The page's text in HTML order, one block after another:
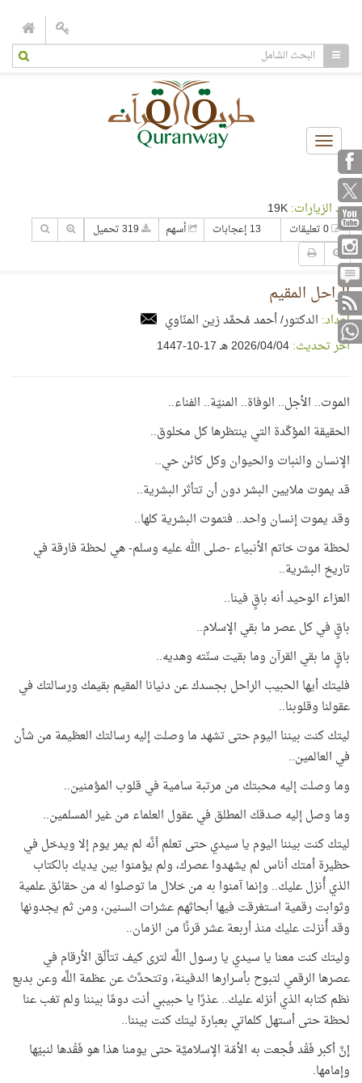
Toggle
navigation
عدد الزيارات:
13 إعجابات أسهم
الراحل المقيم
إعداد: الدكتور/ أحمد مُحمَّد زين المنّاوي
آخر تحديث:04‏/04‏/2026 هـ 17-10-1447
الموت.. الأجل.. الوفاة.. المنيّة.. الفناء..
الحقيقة المؤكّدة التي ينتظرها كل مخلوق..
الإنسان والنبات والحيوان وكل كائن حي..
قد يموت ملايين البشر دون أن تتأثر البشرية..
وقد يموت إنسان واحد.. فتموت البشرية كلها..
لحظة موت خاتم الأنبياء -صلى الله عليه وسلم- هي لحظة فارقة في
تاريخ البشرية..
العزاء الوحيد أنه باقٍ فينا..
باقٍ في كل عصر ما بقي الإسلام..
باقٍ ما بقي القرآن وما بقيت سنّته وهديه..
فليتك أيها الحبيب الراحل بجسدك عن دنيانا المقيم بقيمك ورسالتك في
عقولنا وقلوبنا..
ليتك كنت بيننا اليوم حتى تشهد ما وصلت إليه رسالتك العظيمة من شأن
في العالمين..
وما وصلت إليه محبتك من مرتبة سامية في قلوب المؤمنين..
وما وصل إليه صدقك المطلق في عقول العلماء من غير المسلمين..
ليتك كنت بيننا اليوم يا سيدي حتى تعلم أنَّه لم يمر يوم إلا ويدخل في
حظيرة أمتك أناس لم يشهدوا عصرك، ولم يؤمنوا بين يديك بالكتاب
الذي أُنزل عليك.. وإنما آمنوا به من خلال ما توصلوا له من حقائق علمية
وثوابت رقمية استغرقت فيها أبحاثهم عشرات السنين، ومن ثم يجدونها
وقد أُنزلت عليك منذ أربعة عشر قرنًا من الزمان..
وليتك كنت معنا يا سيدي يا رسول اللَّه لترى كيف تتألّق الأرقام في
عصرها الرقمي لتبوح بأسرارها الدفينة، وتتحدَّث عن عظمة اللَّه وعن بديع
نظم كتابه الذي أنزله عليك.. عذرًا يا حبيبي أنت دومًا بيننا ولم تغب عنا
لحظة حتى أستهل كلماتي بعبارة ليتك كنت بيننا..
إنَّ أكبر فَقْد فُجعت به الأمّة الإسلاميَّة حتى يومنا هذا هو فَقْدها لنبيّها
وإمامها.